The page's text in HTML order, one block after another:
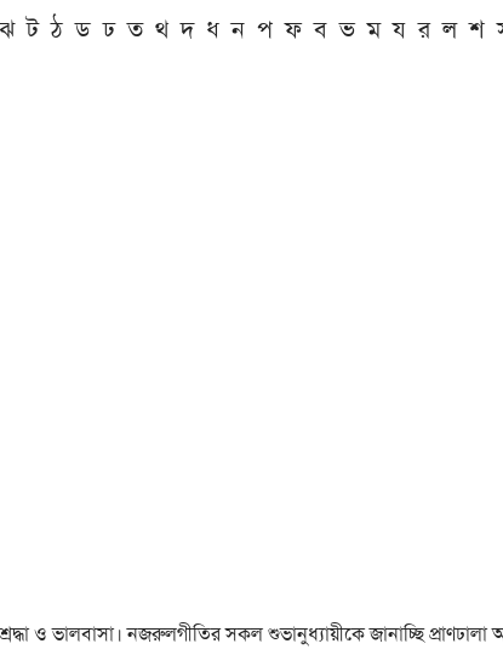
ঝ ট ঠ ড ঢ ত থ দ ধ ন প ফ ব ভ ম য র ল শ
ও ভালবাসা। নজরুলগীতির সকল শুভানুধ্যায়ীকে জানাচ্ছি